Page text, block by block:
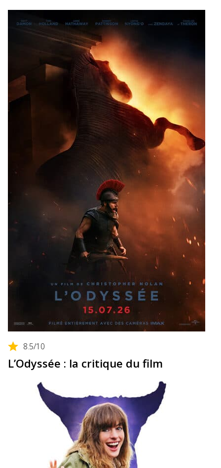
8.5/10
L’Odyssée : la critique du film